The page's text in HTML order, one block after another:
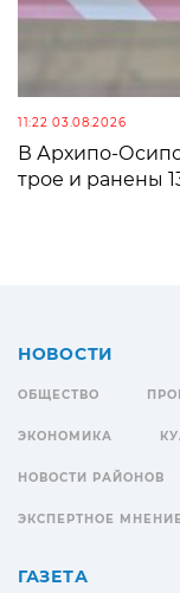
11:22 03.08.2026
В Архипо-
трое и ранены
НОВОСТИ
ОБЩЕСТВО
ЭКОНОМИКА
НОВОСТИ РАЙОНОВ
ЭКСПЕРТНОЕ
ГАЗЕТА